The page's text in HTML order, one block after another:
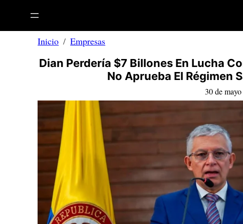
contenido
Inicio Empresas
Dian Perdería $7 Billones En Lucha
No Aprueba El Régimen
30 de